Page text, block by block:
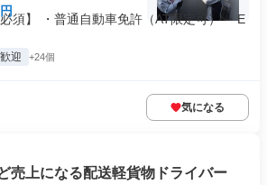
須】 ・普通自動車免許（AT限定可） ・E
迎 +24個
気になる
売上になる配送軽貨物ドライバー